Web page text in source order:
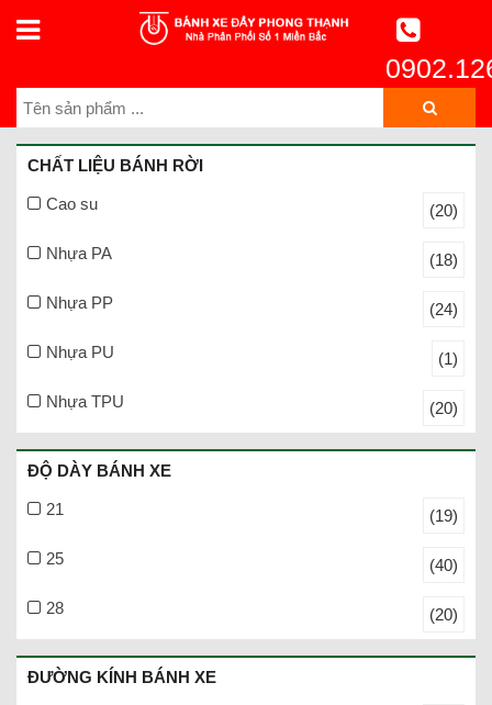
CHẤT LIỆU BÁNH RỜI
Cao su (20)
Nhựa PA (18)
Nhựa PP (24)
Nhựa PU (1)
Nhựa TPU (20)
ĐỘ DÀY BÁNH XE
21 (19)
25 (40)
28 (20)
ĐƯỜNG KÍNH BÁNH XE